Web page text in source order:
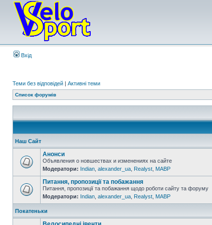
Вхід
Теми без відповідей | Активні теми
Список форумів
Наш Сайт
Анонси
Объявления о новшествах и изменениях на сайте
Модератори: Indian alexander_ua Realyst MABP
Питання, пропозиції та побажання
Питання, пропозиції та побажання щодо роботи сайту та форуму
Модератори: Indian alexander_ua Realyst MABP
Покатеньки